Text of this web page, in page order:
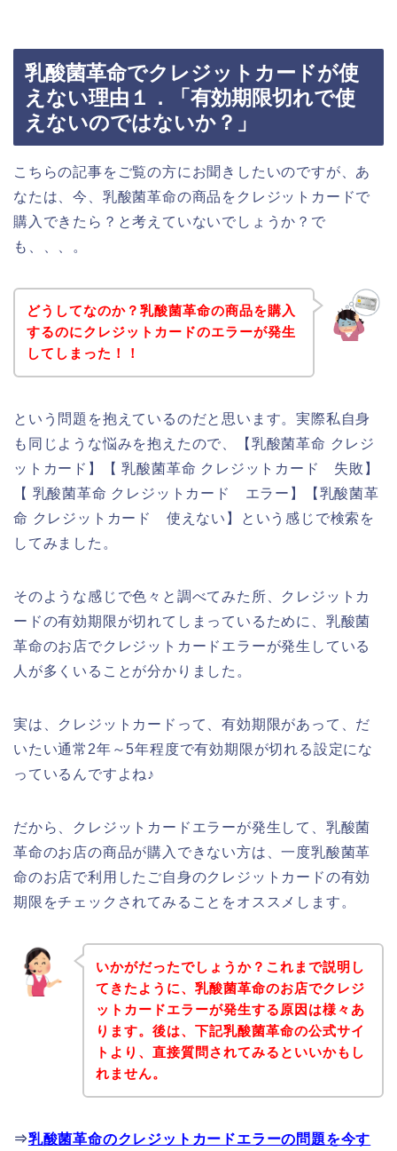
乳酸菌革命でクレジットカードが使
えない理由１．「有効期限切れで使
えないのではないか？」
こちらの記事をご覧の方にお聞きしたいのですが、あ
なたは、今、乳酸菌革命の商品をクレジットカードで
購入できたら？と考えていないでしょうか？で
も、、、。
どうしてなのか？乳酸菌革命の商品を購入
するのにクレジットカードのエラーが発生
してしまった！！
という問題を抱えているのだと思います。実際私自身
も同じような悩みを抱えたので、【乳酸菌革命 クレジ
ットカード】【 乳酸菌革命 クレジットカード 失敗】
【 乳酸菌革命 クレジットカード エラー】【乳酸菌革
命 クレジットカード 使えない】という感じで検索を
してみました。
そのような感じで色々と調べてみた所、クレジットカ
ードの有効期限が切れてしまっているために、乳酸菌
革命のお店でクレジットカードエラーが発生している
人が多くいることが分かりました。
実は、クレジットカードって、有効期限があって、だ
いたい通常2年～5年程度で有効期限が切れる設定にな
っているんですよね♪
だから、クレジットカードエラーが発生して、乳酸菌
革命のお店の商品が購入できない方は、一度乳酸菌革
命のお店で利用したご自身のクレジットカードの有効
期限をチェックされてみることをオススメします。
いかがだったでしょうか？これまで説明し
てきたように、乳酸菌革命のお店でクレジ
ットカードエラーが発生する原因は様々あ
ります。後は、下記乳酸菌革命の公式サイ
トより、直接質問されてみるといいかもし
れません。
⇒乳酸菌革命のクレジットカードエラーの問題を今す